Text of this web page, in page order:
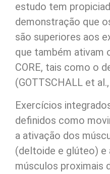
estudo tem
demonstração que
são superiores aos
que também ativam
CORE, tais como o
(GOTTSCHALL et
Exercícios
definidos como
a ativação dos
(deltoide e glúteo) e
músculos proximais